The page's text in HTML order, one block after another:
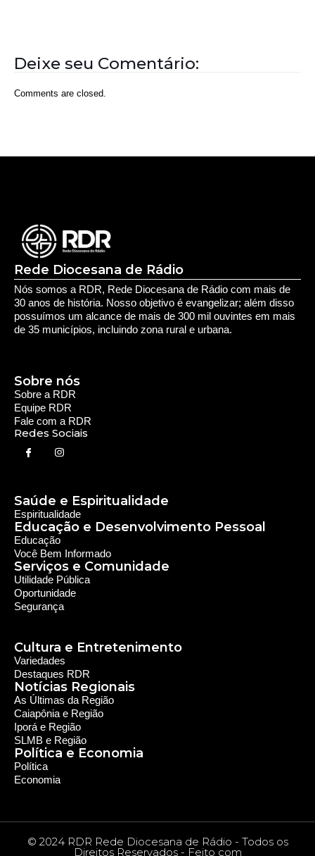
Deixe seu Comentário:
Comments are closed.
Rede Diocesana de Rádio
Nós somos a RDR, Rede Diocesana de Rádio com mais de
30 anos de história. Nosso objetivo é evangelizar; além disso
possuímos um alcance de mais de 300 mil ouvintes em mais
de 35 municípios, incluindo zona rural e urbana.
Sobre a RDR
Equipe RDR
Fale com a RDR
Redes Sociais
Sobre nós
Saúde e Espiritualidade
Espiritualidade
Educação e Desenvolvimento Pessoal
Educação
Você Bem Informado
Serviços e Comunidade
Utilidade Pública
Oportunidade
Segurança
Cultura e Entretenimento
Política e Economia
Notícias Regionais
Política
Economia
As Últimas da Região
Caiapônia e Região
Iporá e Região
SLMB e Região
Variedades
Destaques RDR
© 2024 RDR Rede Diocesana de Rádio - Todos os
Direitos Reservados - Feito com